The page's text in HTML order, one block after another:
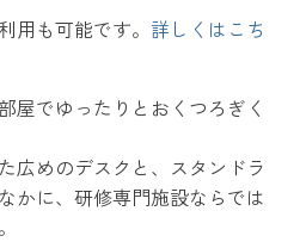
用も可能です。 詳しくはこち
屋でゆったりとおくつろぎく
広めのデスクと、スタンドラ
かに、研修専門施設ならでは